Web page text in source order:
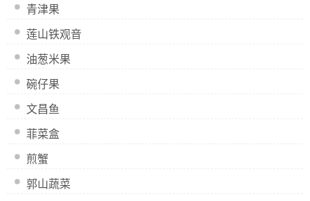
青津果
莲山铁观音
油葱米果
碗仔果
文昌鱼
菲菜盒
煎蟹
郭山蔬菜